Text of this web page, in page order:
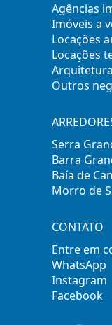
Agências
Imóveis a
Locações
Locações
Outros
Serra
Barra
Baía de
Morro de
CONTATO
Entre em
WhatsApp
Instagram
Facebook